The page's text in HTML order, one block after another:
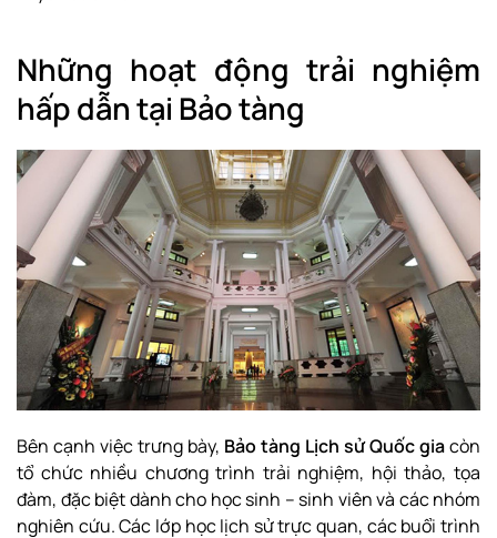
Những hoạt động trải nghiệm
hấp dẫn tại Bảo tàng
Bên cạnh việc trưng bày, Bảo tàng Lịch sử Quốc giacòn
tổ chức nhiều chương trình trải nghiệm, hội thảo, tọa
đàm, đặc biệt dành cho học sinh – sinh viên và các nhóm
nghiên cứu. Các lớp học lịch sử trực quan, các buổi trình